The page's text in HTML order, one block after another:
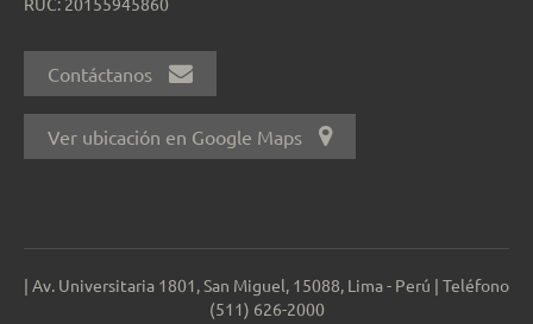
Contáctanos
Ver ubicación en Google Maps
| Av. Universitaria 1801, San Miguel, 15088, Lima - Perú | Teléfono
(511) 626-2000